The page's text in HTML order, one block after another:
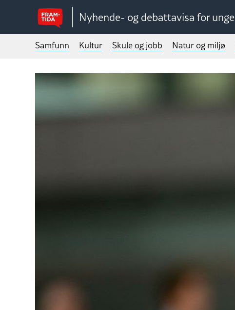
Nyhende- og debattavisa for unge
Samfunn Kultur Skule og jobb Natur og miljø